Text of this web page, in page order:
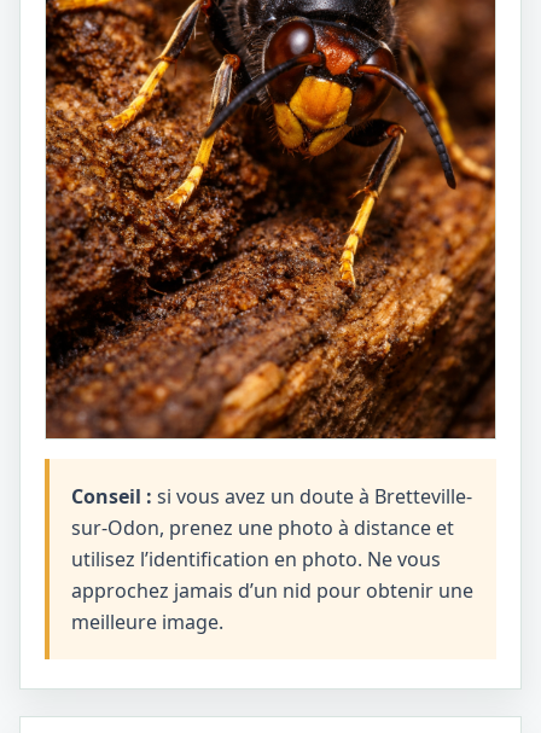
Conseil : si vous avez un doute à Bretteville-
sur-Odon, prenez une photo à distance et
utilisez l’identification en photo. Ne vous
approchez jamais d’un nid pour obtenir une
meilleure image.